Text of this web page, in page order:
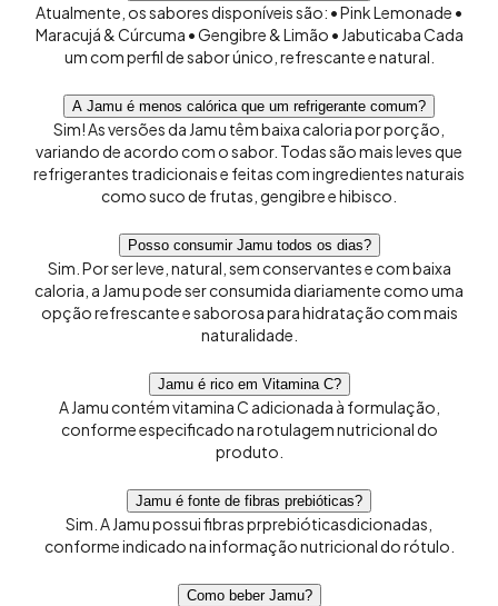
Atualmente, os sabores disponíveis são: • Pink Lemonade •
Maracujá & Cúrcuma • Gengibre & Limão • Jabuticaba Cada
um com perfil de sabor único, refrescante e natural.
A Jamu é menos calórica que um refrigerante comum?
Sim! As versões da Jamu têm baixa caloria por porção,
variando de acordo com o sabor. Todas são mais leves que
refrigerantes tradicionais e feitas com ingredientes naturais
como suco de frutas, gengibre e hibisco.
Posso consumir Jamu todos os dias?
Sim. Por ser leve, natural, sem conservantes e com baixa
caloria, a Jamu pode ser consumida diariamente como uma
opção refrescante e saborosa para hidratação com mais
naturalidade.
Jamu é rico em Vitamina C?
A Jamu contém vitamina C adicionada à formulação,
conforme especificado na rotulagem nutricional do
produto.
Jamu é fonte de fibras prebióticas?
Sim. A Jamu possui fibras prprebióticasdicionadas,
conforme indicado na informação nutricional do rótulo.
Como beber Jamu?